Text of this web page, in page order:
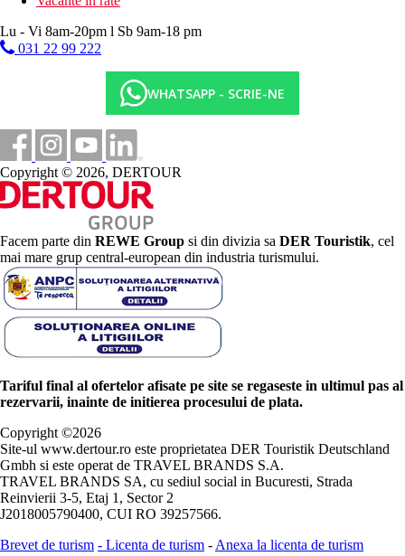
Lu - Vi 8am-20pm l Sb 9am-18 pm
031 22 99 222
WHATSAPP - SCRIE-NE
Copyright © 2026, DERTOUR
Facem parte din REWE Group si din divizia sa DER Touristik, cel
mai mare grup central-european din industria turismului.
Tariful final al ofertelor afisate pe site se regaseste in ultimul pas al
rezervarii, inainte de initierea procesului de plata.
Copyright ©2026
Site-ul www.dertour.ro este proprietatea DER Touristik Deutschland
Gmbh si este operat de TRAVEL BRANDS S.A.
TRAVEL BRANDS SA, cu sediul social in Bucuresti, Strada
Reinvierii 3-5, Etaj 1, Sector 2
J2018005790400, CUI RO 39257566.
Brevet de turism - Licenta de turism - Anexa la licenta de turism